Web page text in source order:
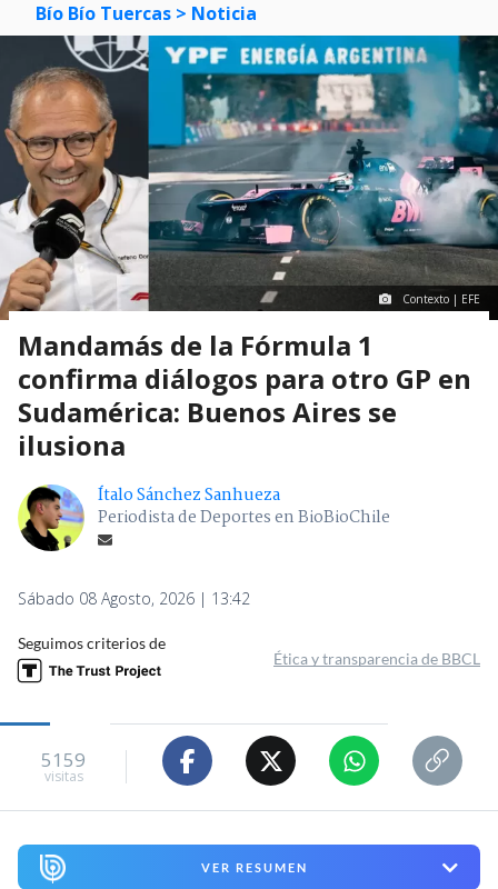
Bío Bío Tuercas > Noticia
Contexto | EFE
Mandamás de la Fórmula 1
confirma diálogos para otro GP en
Sudamérica: Buenos Aires se
ilusiona
Ítalo Sánchez Sanhueza
Periodista de Deportes en BioBioChile
Sábado 08 Agosto, 2026 | 13:42
Seguimos criterios de
Ética y transparencia de BBCL
5159
visitas
VER RESUMEN